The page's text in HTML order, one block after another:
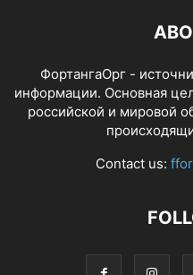
ФортангаОрг -
информации. Основная
российской и мировой
Contact us: